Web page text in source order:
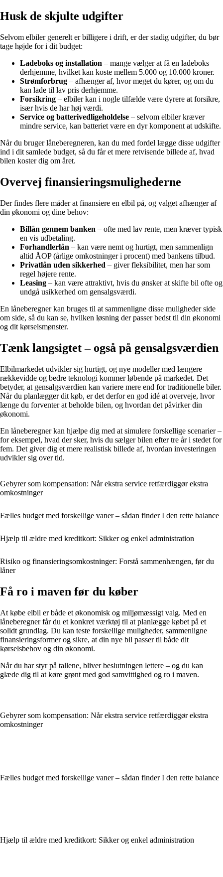
Husk de skjulte udgifter
Selvom elbiler generelt er billigere i drift, er der stadig udgifter, du bør
tage højde for i dit budget:
Ladeboks og installation – mange vælger at få en ladeboks
derhjemme, hvilket kan koste mellem 5.000 og 10.000 kroner.
Strømforbrug – afhænger af, hvor meget du kører, og om du
kan lade til lav pris derhjemme.
Forsikring – elbiler kan i nogle tilfælde være dyrere at forsikre,
især hvis de har høj værdi.
Service og batterivedligeholdelse – selvom elbiler kræver
mindre service, kan batteriet være en dyr komponent at udskifte.
Når du bruger låneberegneren, kan du med fordel lægge disse udgifter
ind i dit samlede budget, så du får et mere retvisende billede af, hvad
bilen koster dig om året.
Overvej finansieringsmulighederne
Der findes flere måder at finansiere en elbil på, og valget afhænger af
din økonomi og dine behov:
Billån gennem banken – ofte med lav rente, men kræver typisk
en vis udbetaling.
Forhandlerlån – kan være nemt og hurtigt, men sammenlign
altid ÅOP (årlige omkostninger i procent) med bankens tilbud.
Privatlån uden sikkerhed – giver fleksibilitet, men har som
regel højere rente.
Leasing – kan være attraktivt, hvis du ønsker at skifte bil ofte og
undgå usikkerhed om gensalgsværdi.
En låneberegner kan bruges til at sammenligne disse muligheder side
om side, så du kan se, hvilken løsning der passer bedst til din økonomi
og dit kørselsmønster.
Tænk langsigtet – også på gensalgsværdien
Elbilmarkedet udvikler sig hurtigt, og nye modeller med længere
rækkevidde og bedre teknologi kommer løbende på markedet. Det
betyder, at gensalgsværdien kan variere mere end for traditionelle biler.
Når du planlægger dit køb, er det derfor en god idé at overveje, hvor
længe du forventer at beholde bilen, og hvordan det påvirker din
økonomi.
En låneberegner kan hjælpe dig med at simulere forskellige scenarier –
for eksempel, hvad der sker, hvis du sælger bilen efter tre år i stedet for
fem. Det giver dig et mere realistisk billede af, hvordan investeringen
udvikler sig over tid.
Gebyrer som kompensation: Når ekstra service retfærdiggør ekstra
omkostninger
Fælles budget med forskellige vaner – sådan finder I den rette balance
Hjælp til ældre med kreditkort: Sikker og enkel administration
Risiko og finansieringsomkostninger: Forstå sammenhængen, før du
låner
Få ro i maven før du køber
At købe elbil er både et økonomisk og miljømæssigt valg. Med en
låneberegner får du et konkret værktøj til at planlægge købet på et
solidt grundlag. Du kan teste forskellige muligheder, sammenligne
finansieringsformer og sikre, at din nye bil passer til både dit
kørselsbehov og din økonomi.
Når du har styr på tallene, bliver beslutningen lettere – og du kan
glæde dig til at køre grønt med god samvittighed og ro i maven.
Gebyrer som kompensation: Når ekstra service retfærdiggør ekstra
omkostninger
Fælles budget med forskellige vaner – sådan finder I den rette balance
Hjælp til ældre med kreditkort: Sikker og enkel administration